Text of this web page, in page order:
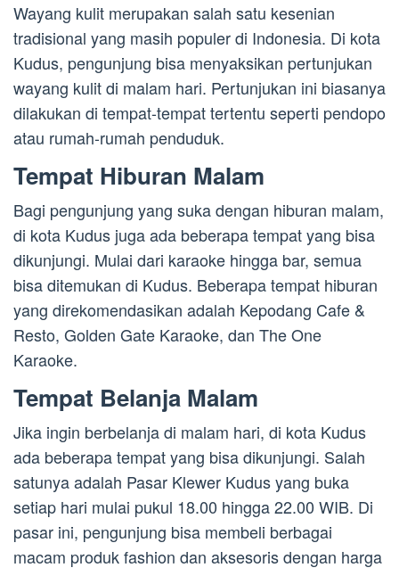
Wayang kulit merupakan salah satu kesenian
tradisional yang masih populer di Indonesia. Di kota
Kudus, pengunjung bisa menyaksikan pertunjukan
wayang kulit di malam hari. Pertunjukan ini biasanya
dilakukan di tempat-tempat tertentu seperti pendopo
atau rumah-rumah penduduk.
Tempat Hiburan Malam
Bagi pengunjung yang suka dengan hiburan malam,
di kota Kudus juga ada beberapa tempat yang bisa
dikunjungi. Mulai dari karaoke hingga bar, semua
bisa ditemukan di Kudus. Beberapa tempat hiburan
yang direkomendasikan adalah Kepodang Cafe &
Resto, Golden Gate Karaoke, dan The One
Karaoke.
Tempat Belanja Malam
Jika ingin berbelanja di malam hari, di kota Kudus
ada beberapa tempat yang bisa dikunjungi. Salah
satunya adalah Pasar Klewer Kudus yang buka
setiap hari mulai pukul 18.00 hingga 22.00 WIB. Di
pasar ini, pengunjung bisa membeli berbagai
macam produk fashion dan aksesoris dengan harga